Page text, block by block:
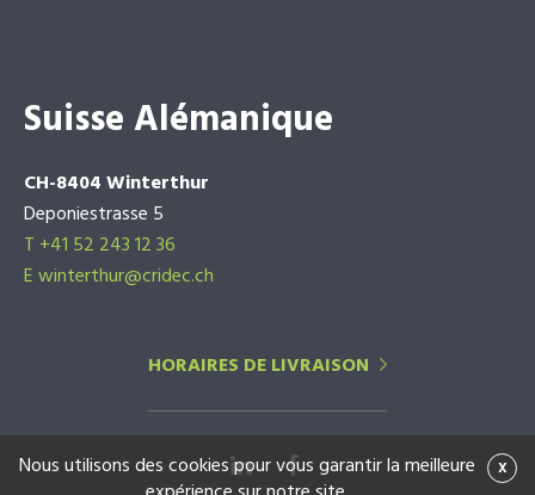
Suisse Alémanique
CH-8404 Winterthur
Deponiestrasse 5
T +41 52 243 12 36
E winterthur@cridec.ch
HORAIRES DE LIVRAISON
x
Nous utilisons des cookies pour vous garantir la meilleure